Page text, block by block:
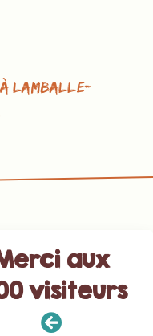
Lamballe-
aux
visiteurs